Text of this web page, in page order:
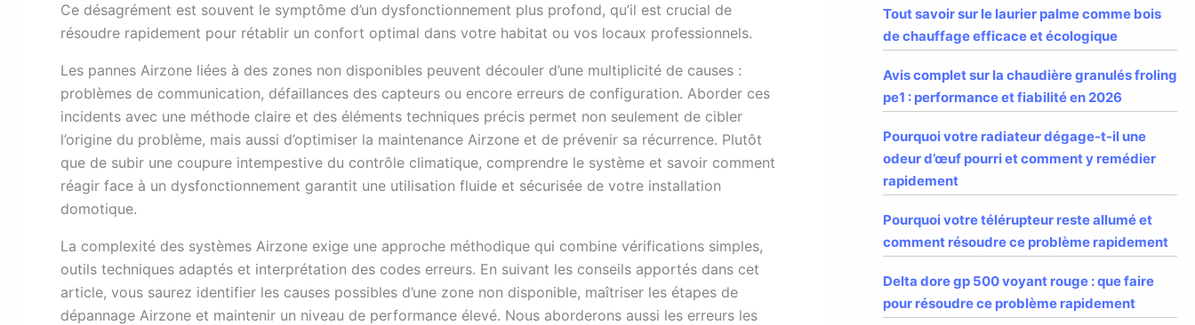
Ce désagrément est souvent le symptôme d’un dysfonctionnement plus profond, qu’il est crucial de
résoudre rapidement pour rétablir un confort optimal dans votre habitat ou vos locaux professionnels.
Les pannes Airzone liées à des zones non disponibles peuvent découler d’une multiplicité de causes :
problèmes de communication, défaillances des capteurs ou encore erreurs de configuration. Aborder ces
incidents avec une méthode claire et des éléments techniques précis permet non seulement de cibler
l’origine du problème, mais aussi d’optimiser la maintenance Airzone et de prévenir sa récurrence. Plutôt
que de subir une coupure intempestive du contrôle climatique, comprendre le système et savoir comment
réagir face à un dysfonctionnement garantit une utilisation fluide et sécurisée de votre installation
domotique.
La complexité des systèmes Airzone exige une approche méthodique qui combine vérifications simples,
outils techniques adaptés et interprétation des codes erreurs. En suivant les conseils apportés dans cet
article, vous saurez identifier les causes possibles d’une zone non disponible, maîtriser les étapes de
dépannage Airzone et maintenir un niveau de performance élevé. Nous aborderons aussi les erreurs les
Tout savoir sur le laurier palme comme bois
de chauffage efficace et écologique
Avis complet sur la chaudière granulés froling
pe1 : performance et fiabilité en 2026
Pourquoi votre radiateur dégage-t-il une
odeur d’œuf pourri et comment y remédier
rapidement
Pourquoi votre télérupteur reste allumé et
comment résoudre ce problème rapidement
Delta dore gp 500 voyant rouge : que faire
pour résoudre ce problème rapidement